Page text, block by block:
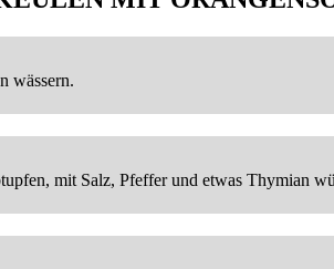
wässern.
mit Salz, Pfeffer und etwas Thymian